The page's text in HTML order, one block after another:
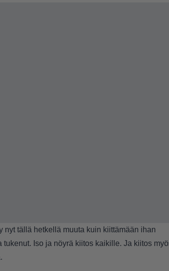
nyt tällä hetkellä muuta kuin kiittämään ihan
Iso ja nöyrä kiitos kaikille. Ja kiitos